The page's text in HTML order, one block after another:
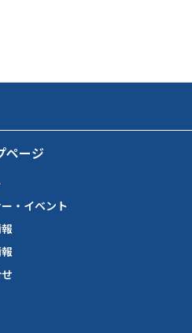
ページ
・イベント